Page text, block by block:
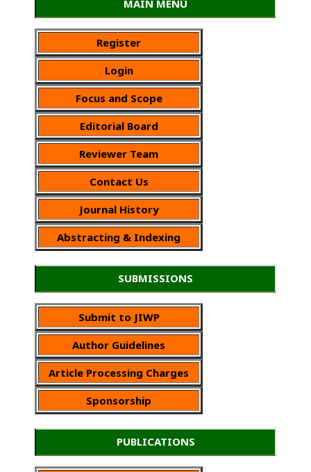
MAIN MENU
Register
Login
Focus and Scope
Editorial Board
Reviewer Team
Contact Us
Journal History
Abstracting & Indexing
SUBMISSIONS
Submit to JIWP
Author Guidelines
Article Processing Charges
Sponsorship
PUBLICATIONS